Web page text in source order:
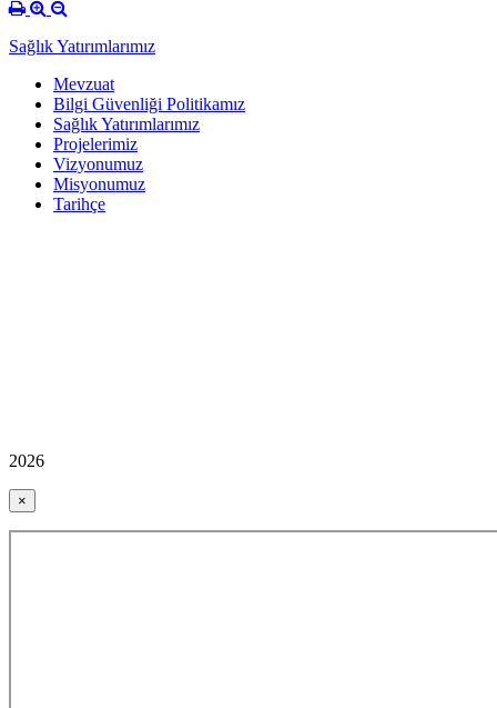
Sağlık Yatırımlarımız
Mevzuat
Bilgi Güvenliği Politikamız
Sağlık Yatırımlarımız
Projelerimiz
Vizyonumuz
Misyonumuz
Tarihçe
2026
×